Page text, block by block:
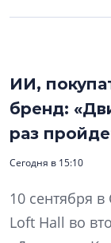
ИИ,
бренд:
раз
Сегодня в 15:10
10 сентября
Loft Hall во